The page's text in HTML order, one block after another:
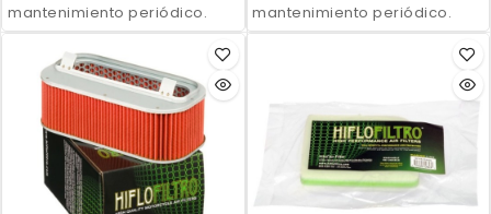
mantenimiento periódico.
mantenimiento periódico.